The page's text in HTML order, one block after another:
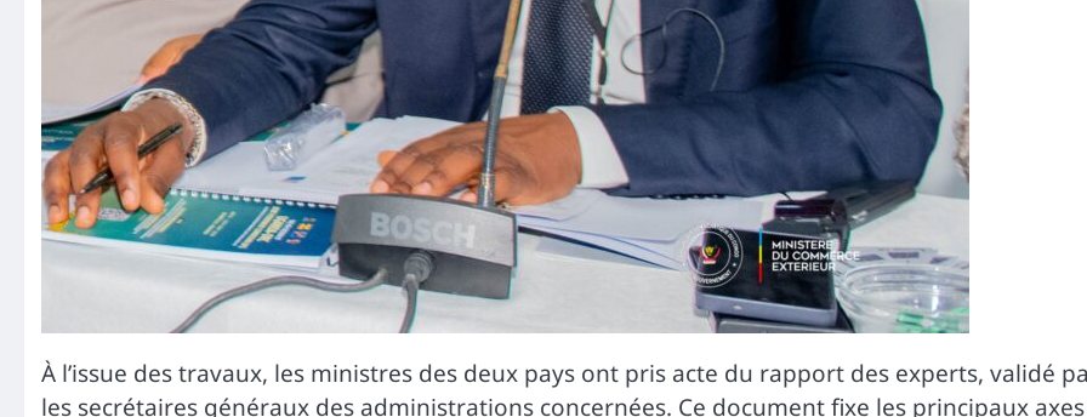
À l’issue des travaux, les ministres des deux pays ont pris acte du rapport des experts, validé
les secrétaires généraux des administrations concernées. Ce document fixe les principaux axes